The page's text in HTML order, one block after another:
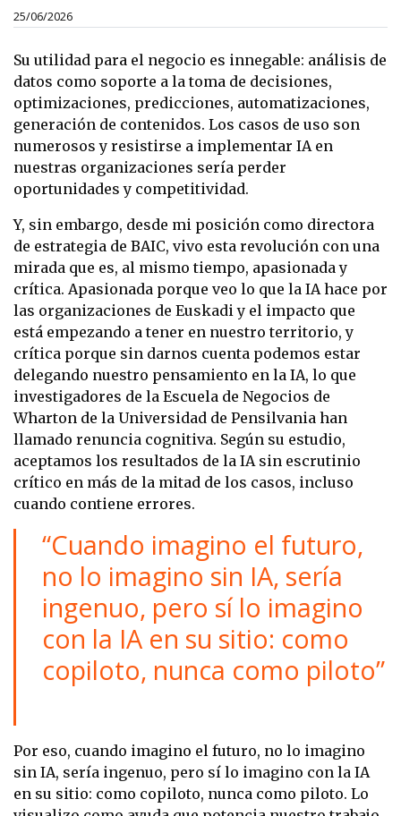
25/06/2026
Su utilidad para el negocio es innegable: análisis de
datos como soporte a la toma de decisiones,
optimizaciones, predicciones, automatizaciones,
generación de contenidos. Los casos de uso son
numerosos y resistirse a implementar IA en
nuestras organizaciones sería perder
oportunidades y competitividad.
Y, sin embargo, desde mi posición como directora
de estrategia de BAIC, vivo esta revolución con una
mirada que es, al mismo tiempo, apasionada y
crítica. Apasionada porque veo lo que la IA hace por
las organizaciones de Euskadi y el impacto que
está empezando a tener en nuestro territorio, y
crítica porque sin darnos cuenta podemos estar
delegando nuestro pensamiento en la IA, lo que
investigadores de la Escuela de Negocios de
Wharton de la Universidad de Pensilvania han
llamado renuncia cognitiva. Según su estudio,
aceptamos los resultados de la IA sin escrutinio
crítico en más de la mitad de los casos, incluso
cuando contiene errores.
“Cuando imagino el futuro,
no lo imagino sin IA, sería
ingenuo, pero sí lo imagino
con la IA en su sitio: como
copiloto, nunca como piloto”
Por eso, cuando imagino el futuro, no lo imagino
sin IA, sería ingenuo, pero sí lo imagino con la IA
en su sitio: como copiloto, nunca como piloto. Lo